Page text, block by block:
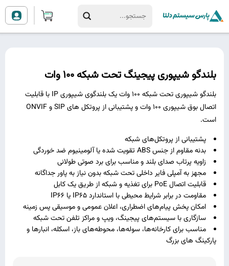
بلندگو شیپوری پیجینگ تحت شبکه 100 وات
بلندگو شیپوری تحت شبکه 100 وات یک بلندگوی شیپوری IP با قابلیت
اتصال بوق شیپوری 100 وات و پشتیبانی از پروتکل های SIP و ONVIF
است.
پشتیبانی از پروتکل‌های شبکه
بدنه مقاوم از جنس ABS تقویت‌ شده یا آلومینیوم ضد خوردگی
زاویه پرتاب صدای بلند و مناسب برای برد صوتی طولانی
مجهز به آمپلی ‌فایر داخلی تحت شبکه بدون نیاز به پاور جداگانه
قابلیت اتصال PoE برای تغذیه و شبکه از طریق یک کابل
مقاومت در برابر شرایط محیطی با استاندارد IP65 یا IP66
امکان پخش پیام‌های اضطراری، اعلان عمومی و موسیقی پس ‌زمینه
سازگاری با سیستم‌های پیجینگ، ویپ و مراکز تلفن تحت شبکه
مناسب برای کارخانه‌ها، سوله‌ها، محوطه‌های باز، اسکله، انبارها و
پارکینگ‌ های بزرگ